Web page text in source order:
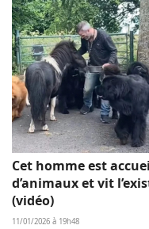
Cet homme est
d’animaux et vit
(vidéo)
11/01/2026 à 19h48